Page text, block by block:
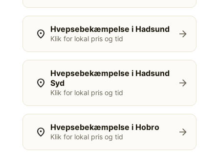
location_on Hvepsebekæmpelse i Hadsund
Klik for lokal pris og tid arrow_forward
location_on
Hvepsebekæmpelse i Hadsund
Syd
Klik for lokal pris og tid
arrow_forward
location_on Hvepsebekæmpelse i Hobro
Klik for lokal pris og tid arrow_forward